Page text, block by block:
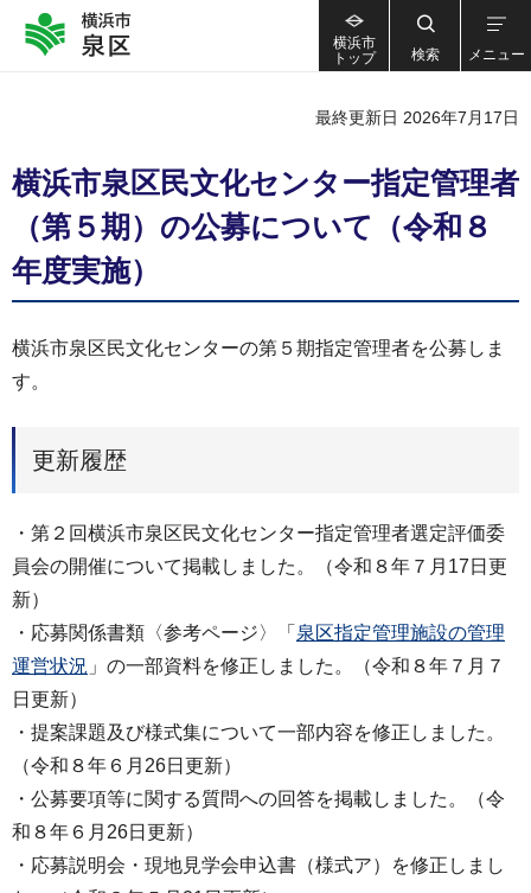
横浜市
トップ
検索 メニュー
最終更新日 2026年7月17日
横浜市泉区民文化センター指定管理者
（第５期）の公募について（令和８
年度実施）
横浜市泉区民文化センターの第５期指定管理者を公募しま
す。
更新履歴
・第２回横浜市泉区民文化センター指定管理者選定評価委
員会の開催について掲載しました。（令和８年７月17日更
新）
・応募関係書類〈参考ページ〉「 泉区指定管理施設の管理
運営状況 」の一部資料を修正しました。（令和８年７月７
日更新）
・提案課題及び様式集について一部内容を修正しました。
（令和８年６月26日更新）
・公募要項等に関する質問への回答を掲載しました。（令
和８年６月26日更新）
・応募説明会・現地見学会申込書（様式ア）を修正しまし